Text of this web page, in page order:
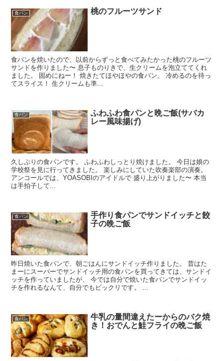
食パン 桃のフルーツサンド
食パンを焼いたので、以前からずっと食べてみたかった桃のフルーツ
サンドを作りました〜 息子ものりきで、生クリームを泡立ててくれ
ました。 固めにねー！ 焼きたてほやほやの食パン。 冷めるのを待っ
てスライス！ 生クリームも準...
食パン
ふわふわ食パンと晩ご飯(サバカ
レー風味揚げ)
久しぶりの食パンです。 ふわふわしっとり焼けました。 今日は娘の
学校祭を見に行ってきました。 楽しみにしていた吹奏楽部の演奏。
アンコールでは、YOASOBIのアイドルで 盛り上がりました〜 本当
は手拍子して...
食パン
手作り食パンでサンドイッチと餃
子の晩ご飯
昨日焼いた食パンで、朝ごはんにサンドイッチ作りました。 昔はた
まーにスーパーでサンドイッチ用の食パンを買ってきては、サンドイ
ッチを作っていましたが、 今では自分で焼いた食パンでサンドイッ
チを作れるなんて、自分でもビックリです。 ...
食パン
牛乳の量間違えたーからのバク焼
き！おでんと鮭フライの晩ご飯